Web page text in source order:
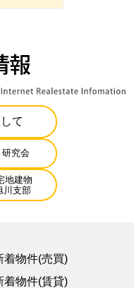
て
研究会
地建物
川支部
着物件(売買)
着物件(賃貸)